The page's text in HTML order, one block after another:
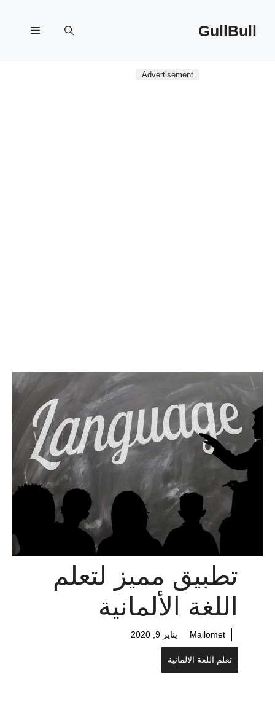
المحتوىGullBull القائمة
Advertisement
تطبيق مميز لتعلم
اللغة الألمانية
Mailomet يناير 9, 2020
تعلم اللغة الالمانية